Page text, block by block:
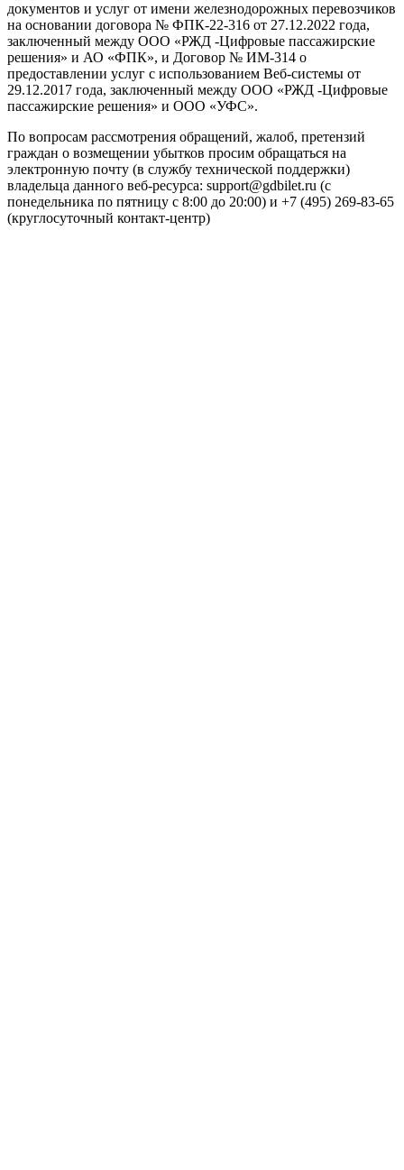
документов и услуг от имени железнодорожных перевозчиков
на основании договора № ФПК-22-316 от 27.12.2022 года,
заключенный между ООО «РЖД -Цифровые пассажирские
решения» и АО «ФПК», и Договор № ИМ-314 о
предоставлении услуг с использованием Веб-системы от
29.12.2017 года, заключенный между ООО «РЖД -Цифровые
пассажирские решения» и ООО «УФС».
По вопросам рассмотрения обращений, жалоб, претензий
граждан о возмещении убытков просим обращаться на
электронную почту (в службу технической поддержки)
владельца данного веб-ресурса: support@gdbilet.ru (с
понедельника по пятницу с 8:00 до 20:00) и +7 (495) 269-83-65
(круглосуточный контакт-центр)